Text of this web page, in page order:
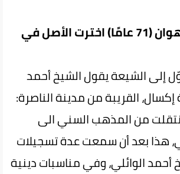
الشيخ أحمد شهوان (71 عامًا) اخترت الأصل في
إلى الشيعة يقول الشيخ أحمد
القريبة من مدينة الناصرة:
عام 1998 انتقلت من المذهب السني الى
هذا بعد أن سمعت عدة تسجيلات
الوائلي، وفي مناسبات دينية